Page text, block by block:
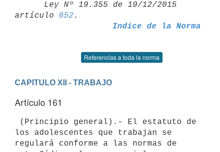
artículo 652
Indice de la Norma
Referencias a toda la norma
CAPITULO XII - TRABAJO
Artículo 161
los adolescentes que trabajan se
regulará conforme a las normas de